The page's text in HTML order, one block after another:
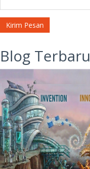
Kirim Pesan
Blog Terbaru